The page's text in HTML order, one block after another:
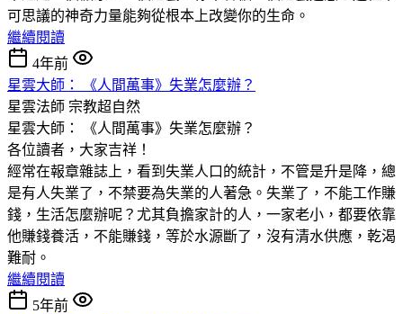
可思議的神奇力量能夠從根本上改變你的生命。
繼續閱讀
4年前
星雲大師： 《人間萬事》失業怎麼辦？
星雲法師 宗教超自然
星雲大師： 《人間萬事》失業怎麼辦？
各位讀者，大家吉祥！
經常在報章雜誌上，看到失業人口的統計，不管是升是降，總
是有人失業了，不禁要為失業的人著急。失業了，不能工作賺
錢，生活怎麼辦呢？尤其負擔家計的人，一家老小，都要依靠
他賺錢養活，不能賺錢，等於水源斷了，沒有清水供應，乾渴
難耐。
繼續閱讀
5年前